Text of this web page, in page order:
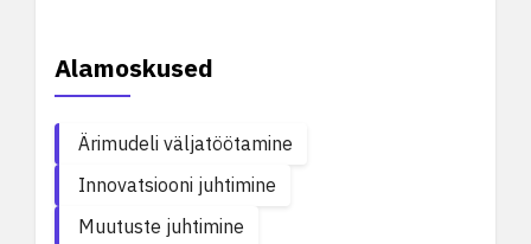
Alamoskused
Ärimudeli väljatöötamine
Innovatsiooni juhtimine
Muutuste juhtimine